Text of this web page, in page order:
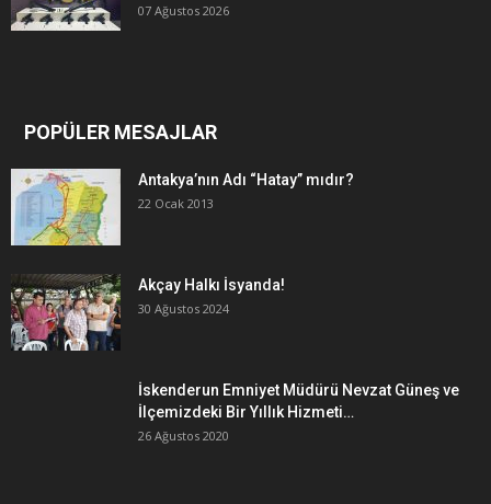
07 Ağustos 2026
POPÜLER MESAJLAR
Antakya’nın Adı “Hatay” mıdır?
22 Ocak 2013
Akçay Halkı İsyanda!
30 Ağustos 2024
İskenderun Emniyet Müdürü Nevzat Güneş ve
İlçemizdeki Bir Yıllık Hizmeti…
26 Ağustos 2020